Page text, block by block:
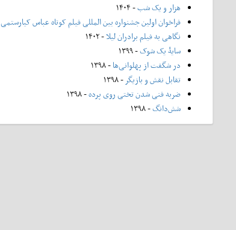
هزار و یک شب- ۱۴۰۴
فراخوان اولین جشنواره بین المللی فیلم کوتاه عباس کیارستمی
نگاهی به فیلم برادران لیلا- ۱۴۰۲
سایۀ یک شوک- ۱۳۹۹
در شگفت از پهلوانی‌ها- ۱۳۹۸
تقابل نقش و بازیگر - ۱۳۹۸
ضربه فنی شدن تختی روی پرده- ۱۳۹۸
شش‌دانگ- ۱۳۹۸